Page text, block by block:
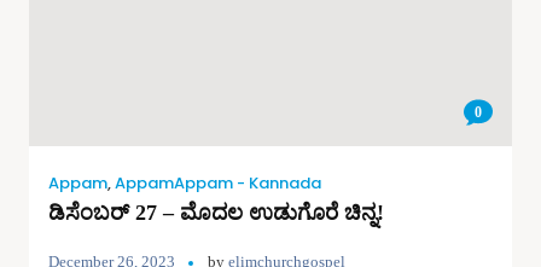
0
Appam,AppamAppam - Kannada
ಡಿಸೆಂಬರ್ 27 – ಮೊದಲ ಉಡುಗೊರೆ ಚಿನ್ನ!
December 26, 2023 by elimchurchgospel